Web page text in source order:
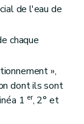
de l'eau de
chaque
»,
dont ils sont
1 er, 2° et